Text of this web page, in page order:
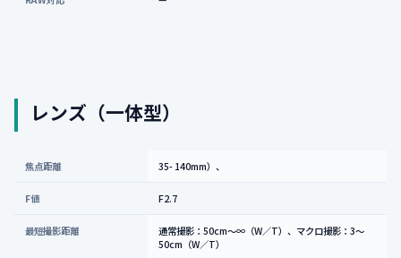
レンズ（一体型）
焦点距離 35- 140mm）、
F値 F2.7
最短撮影距離
通常撮影：50cm～∞（W／T）、マクロ撮影：3～
50cm（W／T）